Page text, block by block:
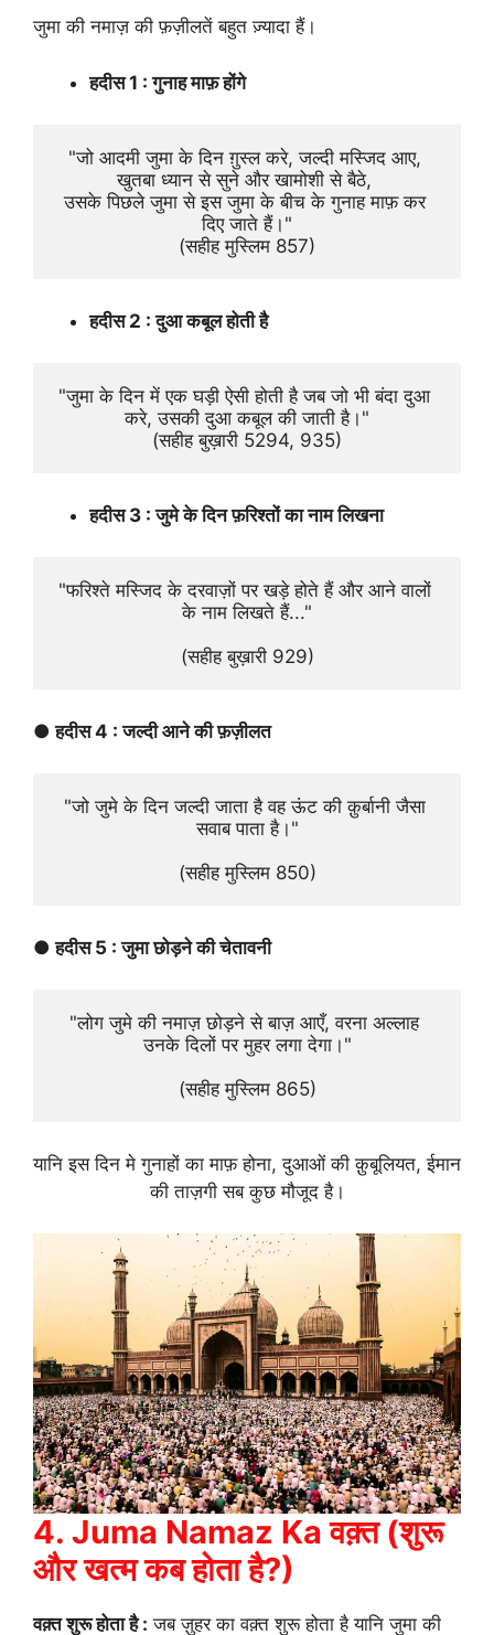
जुमा की नमाज़ की फ़ज़ीलतें बहुत ज़्यादा हैं।
हदीस 1 : गुनाह माफ़ होंगे
"जो आदमी जुमा के दिन ग़ुस्ल करे, जल्दी मस्जिद आए,
खुतबा ध्यान से सुने और खामोशी से बैठे,
उसके पिछले जुमा से इस जुमा के बीच के गुनाह माफ़ कर
दिए जाते हैं।"
(सहीह मुस्लिम 857)
हदीस 2 : दुआ कबूल होती है
"जुमा के दिन में एक घड़ी ऐसी होती है जब जो भी बंदा दुआ
करे, उसकी दुआ कबूल की जाती है।"
(सहीह बुख़ारी 5294, 935)
हदीस 3 : जुमे के दिन फ़रिश्तों का नाम लिखना
"फरिश्ते मस्जिद के दरवाज़ों पर खड़े होते हैं और आने वालों
के नाम लिखते हैं..."
(सहीह बुख़ारी 929)
● हदीस 4 : जल्दी आने की फ़ज़ीलत
"जो जुमे के दिन जल्दी जाता है वह ऊंट की क़ुर्बानी जैसा
सवाब पाता है।"
(सहीह मुस्लिम 850)
● हदीस 5 : जुमा छोड़ने की चेतावनी
"लोग जुमे की नमाज़ छोड़ने से बाज़ आएँ, वरना अल्लाह
उनके दिलों पर मुहर लगा देगा।"
(सहीह मुस्लिम 865)
यानि इस दिन मे गुनाहों का माफ़ होना, दुआओं की क़ुबूलियत, ईमान
की ताज़गी सब कुछ मौजूद है।
4. Juma Namaz Ka वक़्त (शुरू
और खत्म कब होता है?)
वक़्त शुरू होता है: जब ज़ुहर का वक़्त शुरू होता है यानि जुमा की